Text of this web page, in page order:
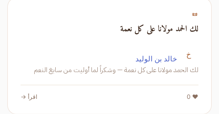
📜
لك الحمد مولانا على كل نعمة
خ خالد بن الوليد
لك الحمد مولانا على كل نعمة — وشكراً لما أوليت من سابغ النعم
❤️ 0 اقرأ →